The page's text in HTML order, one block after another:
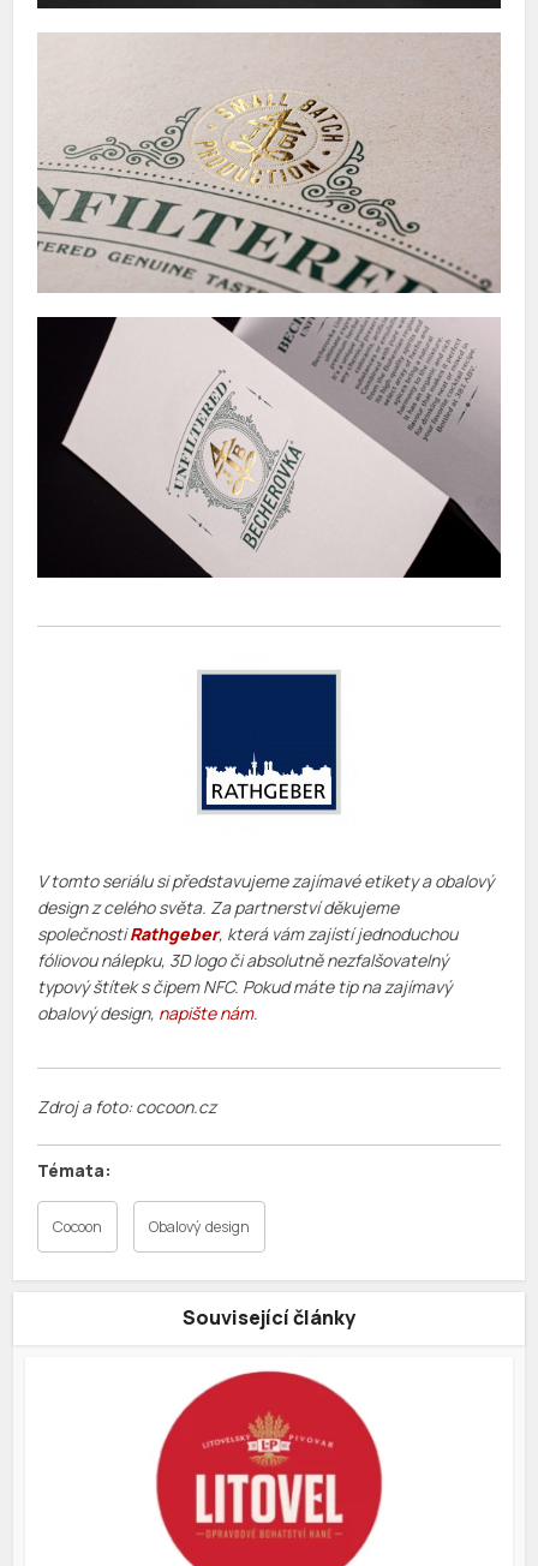
V tomto seriálu si představujeme zajímavé etikety a obalový
design z celého světa. Za partnerství děkujeme
společnostiRathgeber, která vám zajístí jednoduchou
fóliovou nálepku, 3D logo či absolutně nezfalšovatelný
typový štítek s čipem NFC. Pokud máte tip na zajímavý
obalový design, napište nám.
Zdroj a foto: cocoon.cz
Cocoon Obalový design
Související články